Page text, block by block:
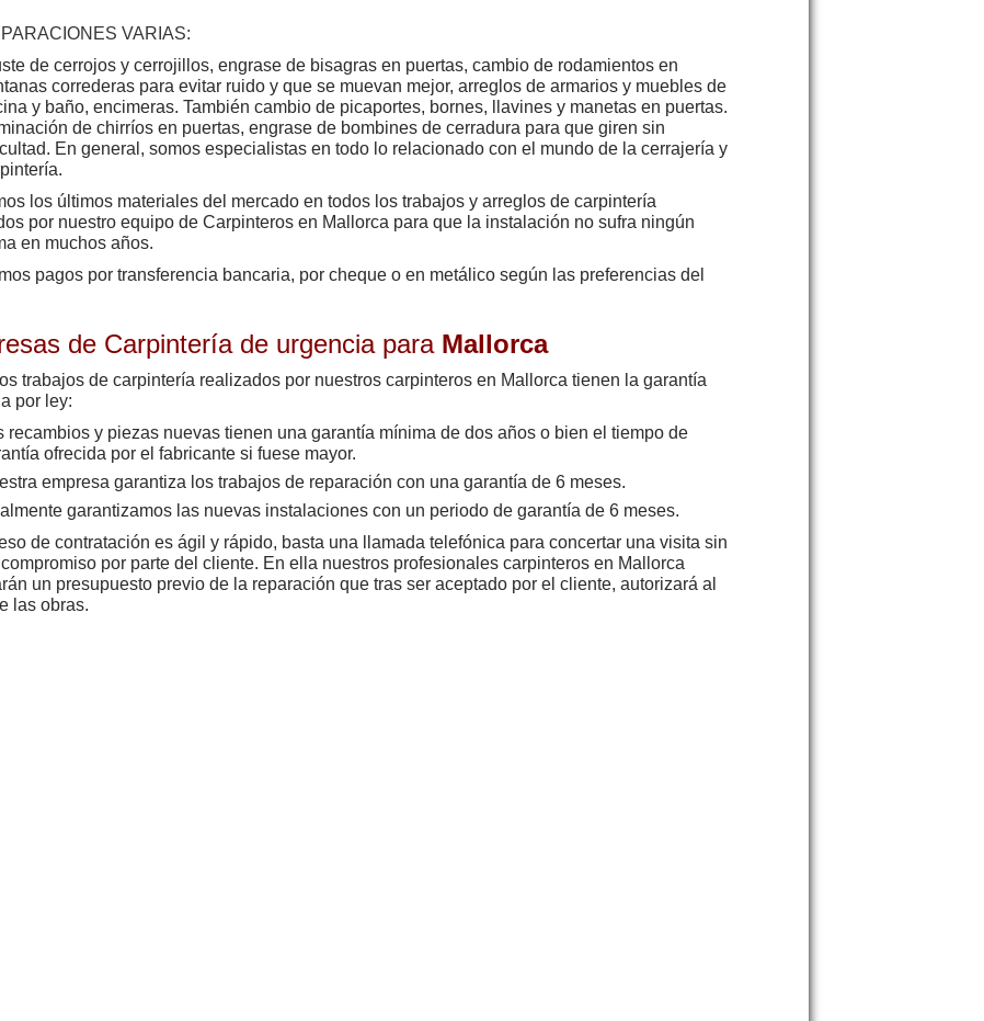
VARIAS:
de cerrojos y cerrojillos, engrase de bisagras en puertas, cambio de rodamientos en
correderas para evitar ruido y que se muevan mejor, arreglos de armarios y muebles de
y baño, encimeras. También cambio de picaportes, bornes, llavines y manetas en puertas.
de chirríos en puertas, engrase de bombines de cerradura para que giren sin
En general, somos especialistas en todo lo relacionado con el mundo de la cerrajería y
los últimos materiales del mercado en todos los trabajos y arreglos de carpintería
por nuestro equipo de Carpinteros en Mallorca para que la instalación no sufra ningún
en muchos años.
pagos por transferencia bancaria, por cheque o en metálico según las preferencias del
de Carpintería de urgencia para Mallorca
trabajos de carpintería realizados por nuestros carpinteros en Mallorca tienen la garantía
por ley:
recambios y piezas nuevas tienen una garantía mínima de dos años o bien el tiempo de
ofrecida por el fabricante si fuese mayor.
empresa garantiza los trabajos de reparación con una garantía de 6 meses.
garantizamos las nuevas instalaciones con un periodo de garantía de 6 meses.
de contratación es ágil y rápido, basta una llamada telefónica para concertar una visita sin
por parte del cliente. En ella nuestros profesionales carpinteros en Mallorca
un presupuesto previo de la reparación que tras ser aceptado por el cliente, autorizará al
las obras.